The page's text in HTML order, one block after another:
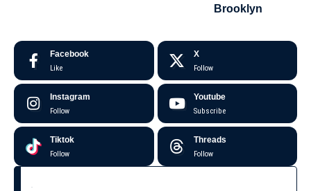
Brooklyn
Facebook
Like
X
Follow
Instagram
Follow
Youtube
Subscribe
Tiktok
Follow
Threads
Follow